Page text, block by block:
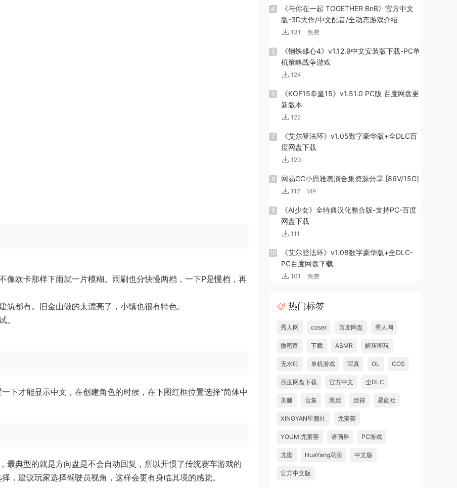
像欧卡那样下雨就一片模糊。雨刷也分快慢两档，一下P是慢档，再
都有。旧金山做的太漂亮了，小镇也很有特色。
。
下才能显示中文，在创建角色的时候，在下图红框位置选择“简体中
最典型的就是方向盘是不会自动回复，所以开惯了传统赛车游戏的
，建议玩家选择驾驶员视角，这样会更有身临其境的感觉。
4
《与你在一起 TOGETHER BnB》官方中文
版-3D大作/中文配音/全动态游戏介绍
131 免费
5
《钢铁雄心4》v1.12.9中文安装版下载-PC单
机策略战争游戏
124
6
《KOF15拳皇15》v1.51.0 PC版 百度网盘更
新版本
122
7
《艾尔登法环》v1.05数字豪华版+全DLC百
度网盘下载
120
8 网易CC小恩雅表演合集资源分享 [86V/15G]
112 VIP
9
《AI少女》全特典汉化整合版-支持PC-百度
网盘下载
111
10
《艾尔登法环》v1.08数字豪华版+全DLC-
PC百度网盘下载
101 免费
热门标签
秀人网 coser 百度网盘 秀人网
微密圈 下载 ASMR 解压即玩
无水印 单机游戏 写真 OL COS
百度网盘下载 官方中文 全DLC
美腿 合集 黑丝 丝袜 星颜社
XINGYAN星颜社 尤蜜荟
YOUMI尤蜜荟 语画界 PC游戏
尤蜜 HuaYang花漾 中文版
官方中文版